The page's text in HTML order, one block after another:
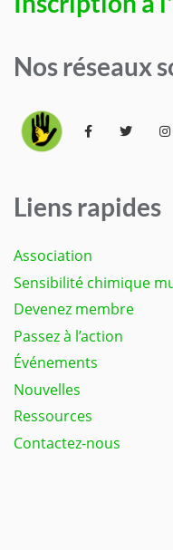
Nos réseaux
Liens rapides
Association
Sensibilité chimique
Devenez membre
Passez à l’action
Événements
Nouvelles
Ressources
Contactez-nous